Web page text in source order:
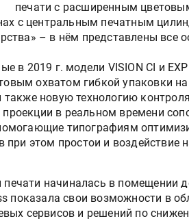
печати с расширенным
с центральным печатным
– в нём представлены все
в 2019 г. модели VISION CI и
охватом гибкой упаковки
новую технологию
в реальном времени
типографиям
при этом простои и
начиналась в помещении
показала свои возможности в
сервисов и решений по